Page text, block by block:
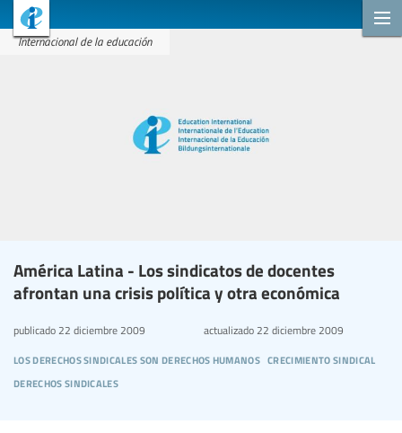
Internacional de la educación
América Latina - Los sindicatos de docentes
afrontan una crisis política y otra económica
los derechos sindicales son derechos humanos crecimiento sindical
derechos sindicales
publicado 22 diciembre 2009 actualizado22 diciembre 2009